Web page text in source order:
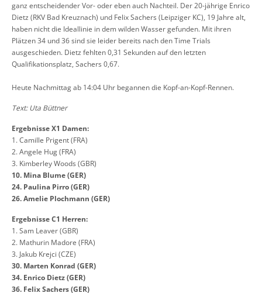
ganz entscheidender Vor- oder eben auch Nachteil. Der 20-jährige Enrico
Dietz (RKV Bad Kreuznach) und Felix Sachers (Leipziger KC), 19 Jahre alt,
haben nicht die Ideallinie in dem wilden Wasser gefunden. Mit ihren
Plätzen 34 und 36 sind sie leider bereits nach den Time Trials
ausgeschieden. Dietz fehlten 0,31 Sekunden auf den letzten
Qualifikationsplatz, Sachers 0,67.
Heute Nachmittag ab 14:04 Uhr begannen die Kopf-an-Kopf-Rennen.
Text: Uta Büttner
Ergebnisse X1 Damen:
1. Camille Prigent (FRA)
2. Angele Hug (FRA)
3. Kimberley Woods (GBR)
10. Mina Blume (GER)
24. Paulina Pirro (GER)
26. Amelie Plochmann (GER)
Ergebnisse C1 Herren:
1. Sam Leaver (GBR)
2. Mathurin Madore (FRA)
3. Jakub Krejci (CZE)
30. Marten Konrad (GER)
34. Enrico Dietz (GER)
36. Felix Sachers (GER)